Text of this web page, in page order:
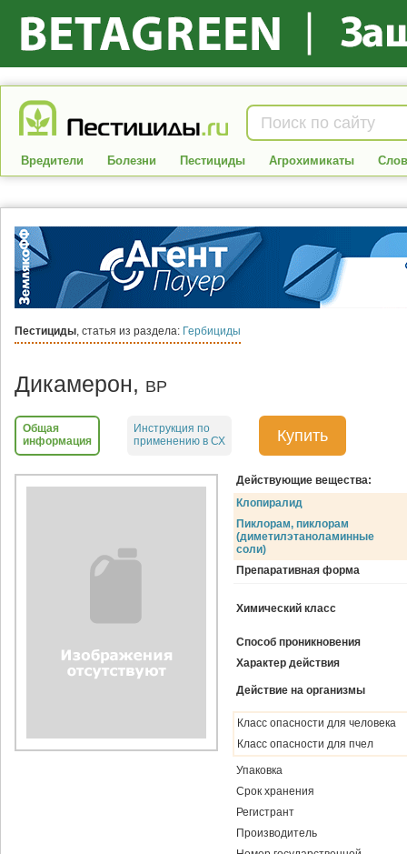
Вредители Болезни Пестициды Агрохимикаты
Пестициды, статья из раздела: Гербициды
Дикамерон, ВР
Общая
информация
Инструкция по
применению в СХ
Купить
Действующие вещества:
Клопиралид
Пиклорам, пиклорам
(диметилэтаноламинные
соли)
Препаративная форма
Химический класс
Способ проникновения
Характер действия
Действие на организмы
Класс опасности для человека
Класс опасности для пчел
Упаковка
Срок хранения
Регистрант
Производитель